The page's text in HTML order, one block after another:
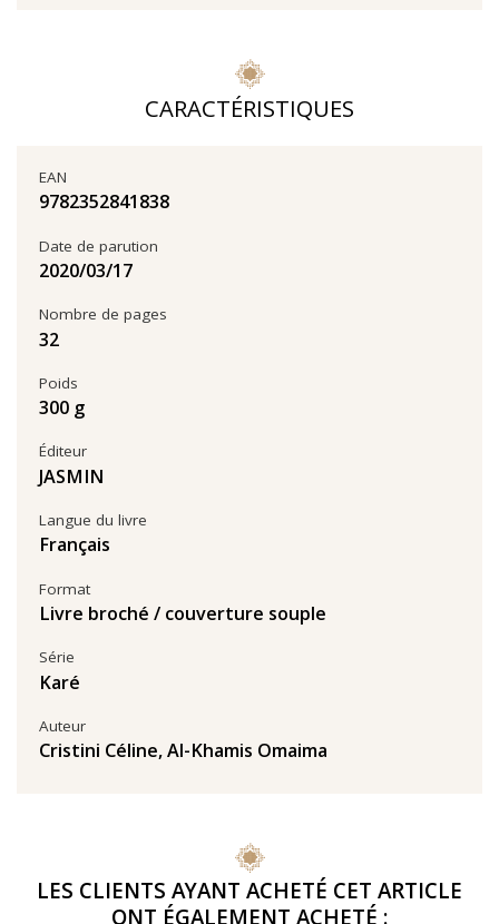
CARACTÉRISTIQUES
EAN
9782352841838
Date de parution
17‏/03‏/2020
Poids
300 g
Série
Karé
Éditeur
JASMIN
Nombre de pages
32
Langue du livre
Français
Format
Livre broché / couverture souple
Auteur
Cristini Céline,Al-Khamis Omaima
LES CLIENTS AYANT ACHETÉ CET ARTICLE
ONT ÉGALEMENT ACHETÉ :